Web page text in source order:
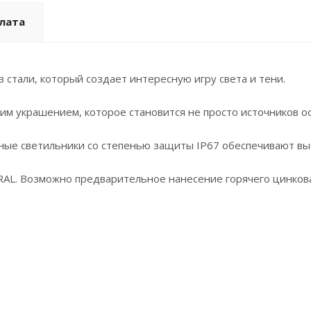
который создает интересную игру света и тени.
которое становится не просто источников
светильники со степенью защиты IP67 обеспечивают
Возможно предварительное нанесение горячего